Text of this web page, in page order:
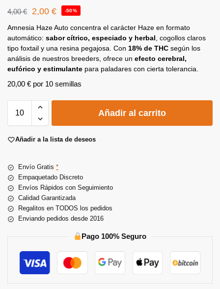
4,00€ 2,00 € -50%
Amnesia Haze Auto concentra el carácter Haze en formato
automático: sabor cítrico, especiado y herbal, cogollos claros
tipo foxtail y una resina pegajosa. Con 18% de THC según los
análisis de nuestros breeders, ofrece un efecto cerebral,
eufórico y estimulante para paladares con cierta tolerancia.
20,00 € por 10 semillas
Añadir al carrito
Añadir a la lista de deseos
Envío Gratis *
Empaquetado Discreto
Envíos Rápidos con Seguimiento
Calidad Garantizada
Regalitos en TODOS los pedidos
Enviando pedidos desde 2016
Pago 100% Seguro